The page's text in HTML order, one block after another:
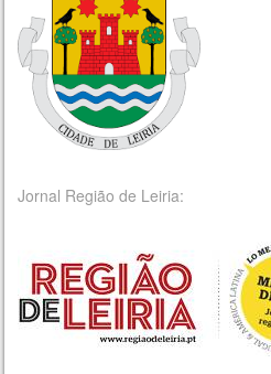
Jornal Região de Leiria: